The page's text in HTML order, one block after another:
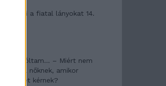
T. szereti a fiatal lányokat 14.
Pedig szóltam… – Miért nem
hiszünk a nőknek, amikor
segítséget kérnek?